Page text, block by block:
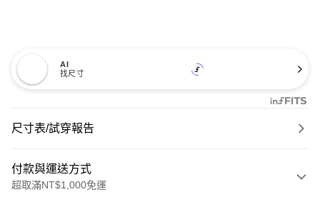
AI
找尺寸
尺寸表/試穿報告
付款與運送方式
超取滿NT$1,000免運